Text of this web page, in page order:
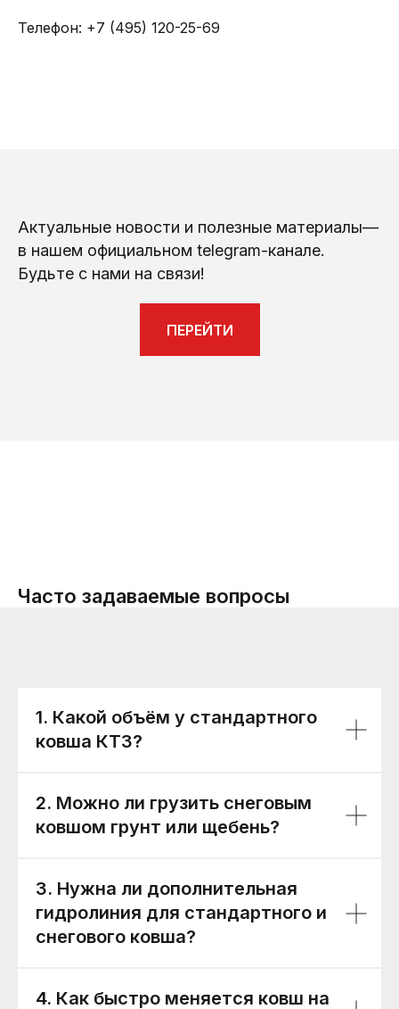
Телефон: +7 (495) 120-25-69
Актуальные новости и полезные материалы—
в нашем официальном telegram-канале.
Будьте с нами на связи!
ПЕРЕЙТИ
Часто задаваемые вопросы
1. Какой объём у стандартного
ковша КТЗ?
2. Можно ли грузить снеговым
ковшом грунт или щебень?
3. Нужна ли дополнительная
гидролиния для стандартного и
снегового ковша?
4. Как быстро меняется ковш на